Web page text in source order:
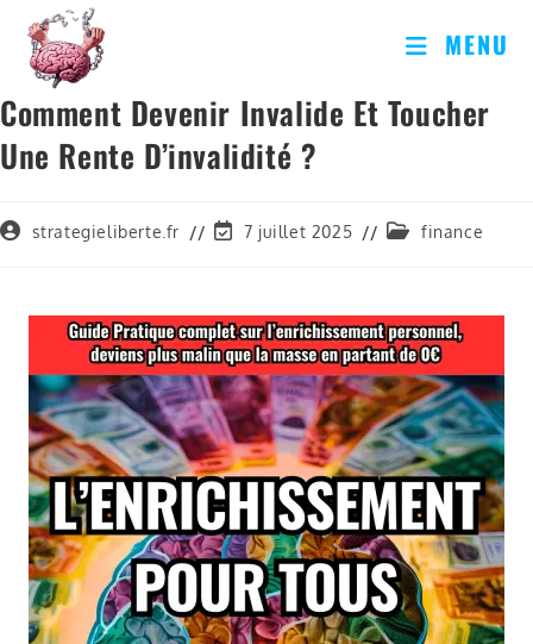
MENU
Comment Devenir Invalide Et Toucher
Une Rente D’invalidité ?
strategieliberte.fr 7 juillet 2025 finance